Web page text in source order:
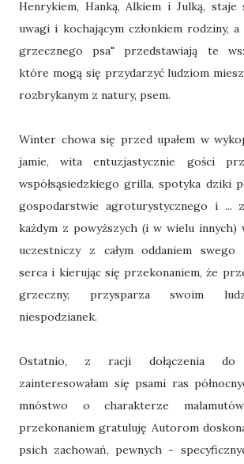
Henrykiem, Hanką, Alkiem i Julką, staje
uwagi i kochającym członkiem rodziny,
grzecznego psa" przedstawiają te
które mogą się przydarzyć ludziom
rozbrykanym z natury, psem.
Winter chowa się przed upałem w
jamie, wita entuzjastycznie gości
współsąsiedzkiego grilla, spotyka dziki
gospodarstwie agroturystycznego i ...
każdym z powyższych (i w wielu innych)
uczestniczy z całym oddaniem swego
serca i kierując się przekonaniem, że
grzeczny, przysparza swoim
niespodzianek.
Ostatnio, z racji dołączenia
zainteresowałam się psami ras
mnóstwo o charakterze
przekonaniem gratuluję Autorom
psich zachowań, pewnych -